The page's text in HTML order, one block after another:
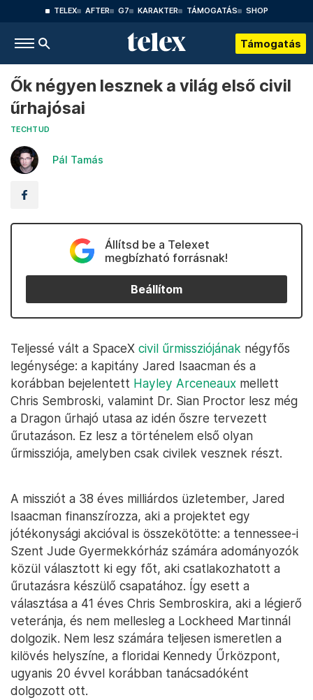
TELEX AFTER G7 KARAKTER TÁMOGATÁS SHOP
Támogatás
Ők négyen lesznek a világ első civil
űrhajósai
TECHTUD
Pál Tamás
Állítsd be a Telexet
megbízható forrásnak!
Beállítom
Teljessé vált a SpaceX civil űrmissziójának négyfős
legénysége: a kapitány Jared Isaacman és a
korábban bejelentett Hayley Arceneaux mellett
Chris Sembroski, valamint Dr. Sian Proctor lesz még
a Dragon űrhajó utasa az idén őszre tervezett
űrutazáson. Ez lesz a történelem első olyan
űrmissziója, amelyben csak civilek vesznek részt.
A missziót a 38 éves milliárdos üzletember, Jared
Isaacman finanszírozza, aki a projektet egy
jótékonysági akcióval is összekötötte: a tennessee-i
Szent Jude Gyermekkórház számára adományozók
közül választott ki egy főt, aki csatlakozhatott a
űrutazásra készülő csapatához. Így esett a
választása a 41 éves Chris Sembroskira, aki a légierő
veteránja, és nem mellesleg a Lockheed Martinnál
dolgozik. Nem lesz számára teljesen ismeretlen a
kilövés helyszíne, a floridai Kennedy Űrközpont,
ugyanis 20 évvel korábban tanácsadóként
dolgozott ott.